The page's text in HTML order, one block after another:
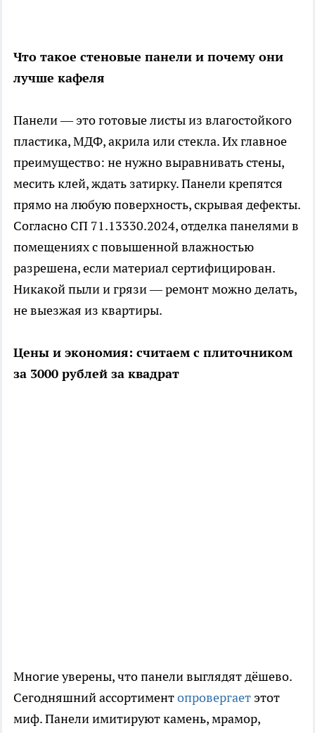
Что такое стеновые панели и почему они
лучше кафеля
Панели — это готовые листы из влагостойкого
пластика, МДФ, акрила или стекла. Их главное
преимущество: не нужно выравнивать стены,
месить клей, ждать затирку. Панели крепятся
прямо на любую поверхность, скрывая дефекты.
Согласно СП 71.13330.2024, отделка панелями в
помещениях с повышенной влажностью
разрешена, если материал сертифицирован.
Никакой пыли и грязи — ремонт можно делать,
не выезжая из квартиры.
Цены и экономия: считаем с плиточником
за 3000 рублей за квадрат
Многие уверены, что панели выглядят дёшево.
Сегодняшний ассортиментопровергает этот
миф. Панели имитируют камень, мрамор,